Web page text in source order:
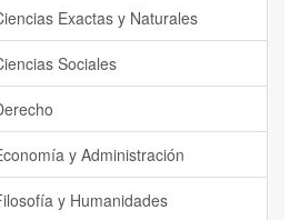
Exactas y Naturales
Sociales
y Administración
y Humanidades